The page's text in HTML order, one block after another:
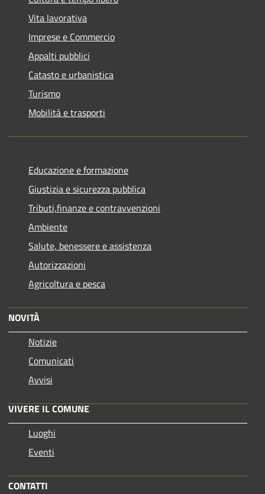
Vita lavorativa
Imprese e Commercio
Appalti pubblici
Catasto e urbanistica
Turismo
Mobilità e trasporti
Educazione e formazione
Giustizia e sicurezza pubblica
Tributi,finanze e contravvenzioni
Ambiente
Salute, benessere e assistenza
Autorizzazioni
Agricoltura e pesca
NOVITÀ
Notizie
Comunicati
Avvisi
VIVERE IL COMUNE
Luoghi
Eventi
CONTATTI